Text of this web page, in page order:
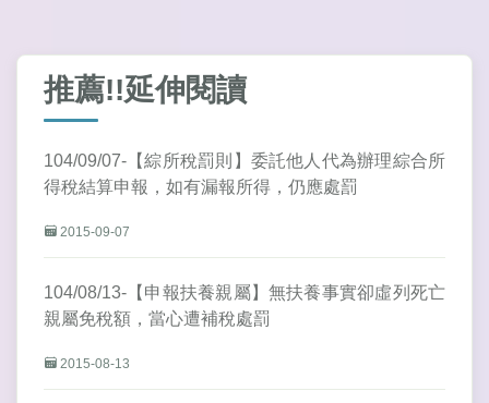
推薦!!延伸閱讀
104/09/07-【綜所稅罰則】委託他人代為辦理綜合所
得稅結算申報，如有漏報所得，仍應處罰
2015-09-07
104/08/13-【申報扶養親屬】無扶養事實卻虛列死亡
親屬免稅額，當心遭補稅處罰
2015-08-13